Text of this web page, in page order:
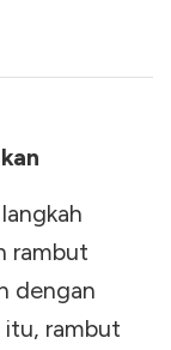
rambut
dengan
rambut